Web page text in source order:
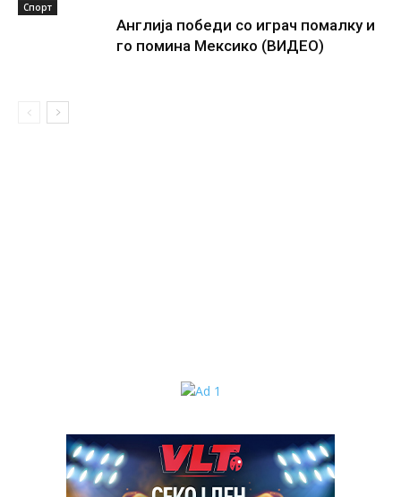
Спорт
Англија победи со играч помалку и
го помина Мексико (ВИДЕО)